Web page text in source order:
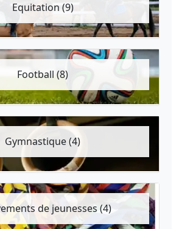
Equitation (9)
Football (8)
Gymnastique (4)
de jeunesses (4)